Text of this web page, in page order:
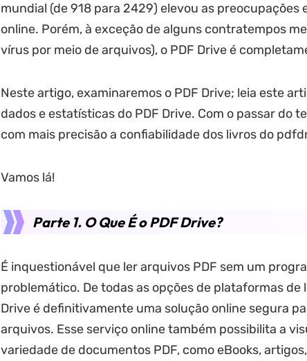
mundial (de 918 para 2429) elevou as preocupações
online. Porém, à exceção de alguns contratempos
vírus por meio de arquivos), o PDF Drive é
Neste artigo, examinaremos o PDF Drive; leia este
dados e estatísticas do PDF Drive. Com o passar do
com mais precisão a confiabilidade dos livros do
Vamos lá!
Parte 1. O Que É o PDF Drive?
É inquestionável que ler arquivos PDF sem um
problemático. De todas as opções de plataformas de
Drive é definitivamente uma solução online segura
arquivos. Esse serviço online também possibilita a
variedade de documentos PDF, como eBooks,